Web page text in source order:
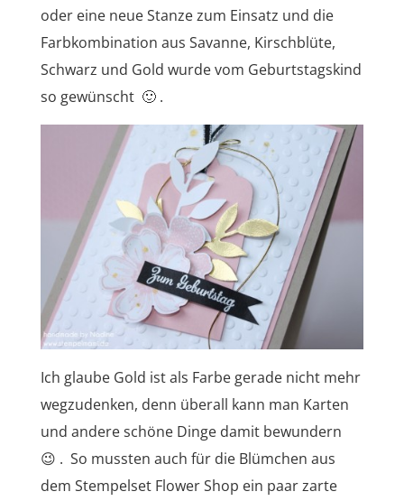
oder eine neue Stanze zum Einsatz und die
Farbkombination aus Savanne, Kirschblüte,
Schwarz und Gold wurde vom Geburtstagskind
so gewünscht 🙂 .
Ich glaube Gold ist als Farbe gerade nicht mehr
wegzudenken, denn überall kann man Karten
und andere schöne Dinge damit bewundern
😉 . So mussten auch für die Blümchen aus
dem Stempelset Flower Shop ein paar zarte